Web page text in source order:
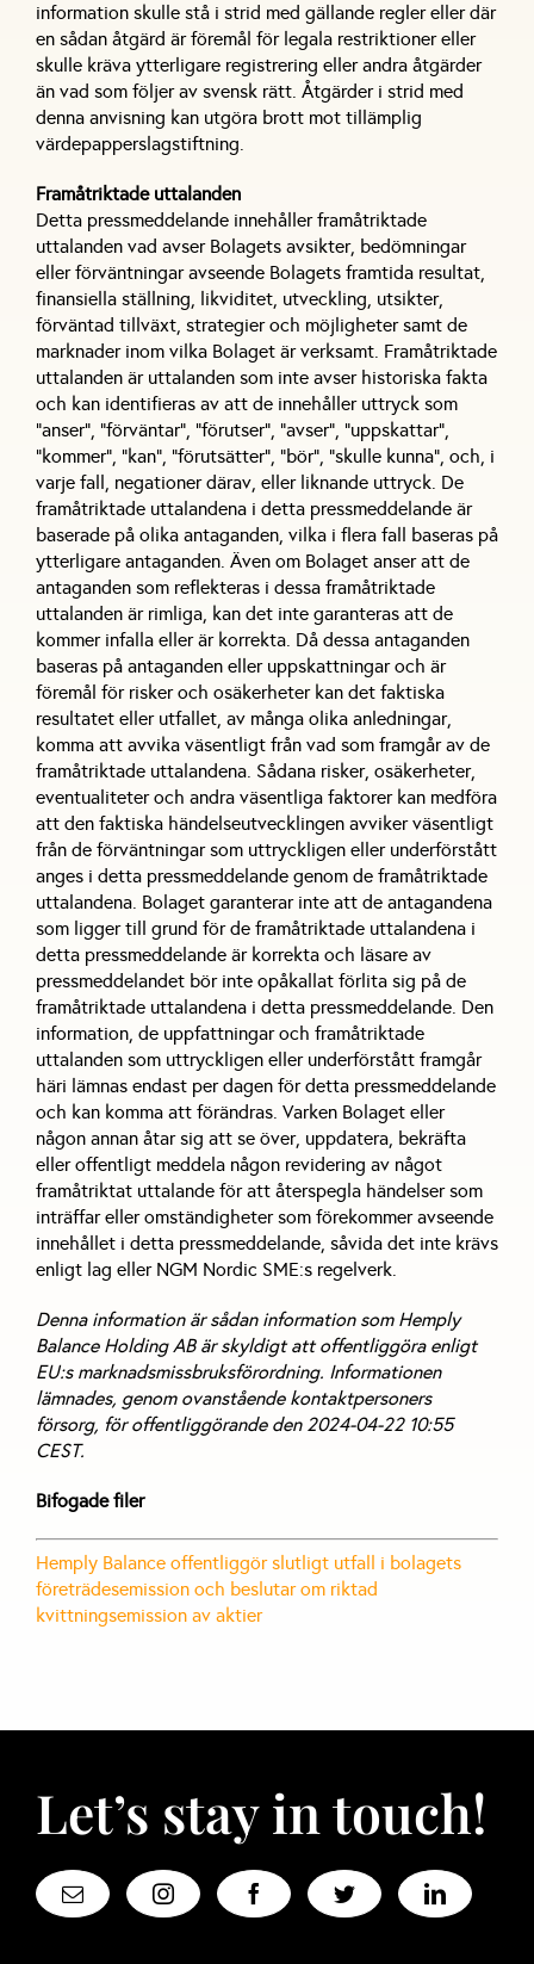
information skulle stå i strid med gällande regler eller där
en sådan åtgärd är föremål för legala restriktioner eller
skulle kräva ytterligare registrering eller andra åtgärder
än vad som följer av svensk rätt. Åtgärder i strid med
denna anvisning kan utgöra brott mot tillämplig
värdepapperslagstiftning.
Framåtriktade uttalanden
Detta pressmeddelande innehåller framåtriktade
uttalanden vad avser Bolagets avsikter, bedömningar
eller förväntningar avseende Bolagets framtida resultat,
finansiella ställning, likviditet, utveckling, utsikter,
förväntad tillväxt, strategier och möjligheter samt de
marknader inom vilka Bolaget är verksamt. Framåtriktade
uttalanden är uttalanden som inte avser historiska fakta
och kan identifieras av att de innehåller uttryck som
”anser”, ”förväntar”, ”förutser”, ”avser”, ”uppskattar”,
”kommer”, ”kan”, ”förutsätter”, ”bör”, ”skulle kunna”, och, i
varje fall, negationer därav, eller liknande uttryck. De
framåtriktade uttalandena i detta pressmeddelande är
baserade på olika antaganden, vilka i flera fall baseras på
ytterligare antaganden. Även om Bolaget anser att de
antaganden som reflekteras i dessa framåtriktade
uttalanden är rimliga, kan det inte garanteras att de
kommer infalla eller är korrekta. Då dessa antaganden
baseras på antaganden eller uppskattningar och är
föremål för risker och osäkerheter kan det faktiska
resultatet eller utfallet, av många olika anledningar,
komma att avvika väsentligt från vad som framgår av de
framåtriktade uttalandena. Sådana risker, osäkerheter,
eventualiteter och andra väsentliga faktorer kan medföra
att den faktiska händelseutvecklingen avviker väsentligt
från de förväntningar som uttryckligen eller underförstått
anges i detta pressmeddelande genom de framåtriktade
uttalandena. Bolaget garanterar inte att de antagandena
som ligger till grund för de framåtriktade uttalandena i
detta pressmeddelande är korrekta och läsare av
pressmeddelandet bör inte opåkallat förlita sig på de
framåtriktade uttalandena i detta pressmeddelande. Den
information, de uppfattningar och framåtriktade
uttalanden som uttryckligen eller underförstått framgår
häri lämnas endast per dagen för detta pressmeddelande
och kan komma att förändras. Varken Bolaget eller
någon annan åtar sig att se över, uppdatera, bekräfta
eller offentligt meddela någon revidering av något
framåtriktat uttalande för att återspegla händelser som
inträffar eller omständigheter som förekommer avseende
innehållet i detta pressmeddelande, såvida det inte krävs
enligt lag eller NGM Nordic SME:s regelverk.
Denna information är sådan information som Hemply
Balance Holding AB är skyldigt att offentliggöra enligt
EU:s marknadsmissbruksförordning. Informationen
lämnades, genom ovanstående kontaktpersoners
försorg, för offentliggörande den 2024-04-22 10:55
CEST.
Bifogade filer
Hemply Balance offentliggör slutligt utfall i bolagets
företrädesemission och beslutar om riktad
kvittningsemission av aktier
Let’s stay in touch!